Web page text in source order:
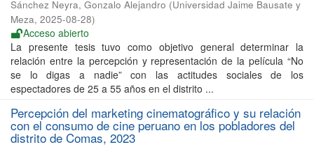
Sánchez Neyra, Gonzalo Alejandro (Universidad Jaime Bausate y
Meza, 2025-08-28)
Acceso abierto
La presente tesis tuvo como objetivo general determinar la
relación entre la percepción y representación de la película “No
se lo digas a nadie” con las actitudes sociales de los
espectadores de 25 a 55 años en el distrito ...
Percepción del marketing cinematográfico y su relación
con el consumo de cine peruano en los pobladores del
distrito de Comas, 2023